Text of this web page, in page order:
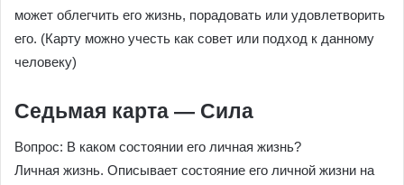
может облегчить его жизнь, порадовать или удовлетворить
его. (Карту можно учесть как совет или подход к данному
человеку)
Седьмая карта — Сила
Вопрос: В каком состоянии его личная жизнь?
Личная жизнь. Описывает состояние его личной жизни на